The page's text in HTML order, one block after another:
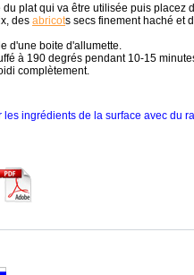
plat qui va être utilisée puis placez
des abricots secs finement haché et
le d'une boite d'allumette.
à 190 degrés pendant 10-15
complètement.
les ingrédients de la surface avec du